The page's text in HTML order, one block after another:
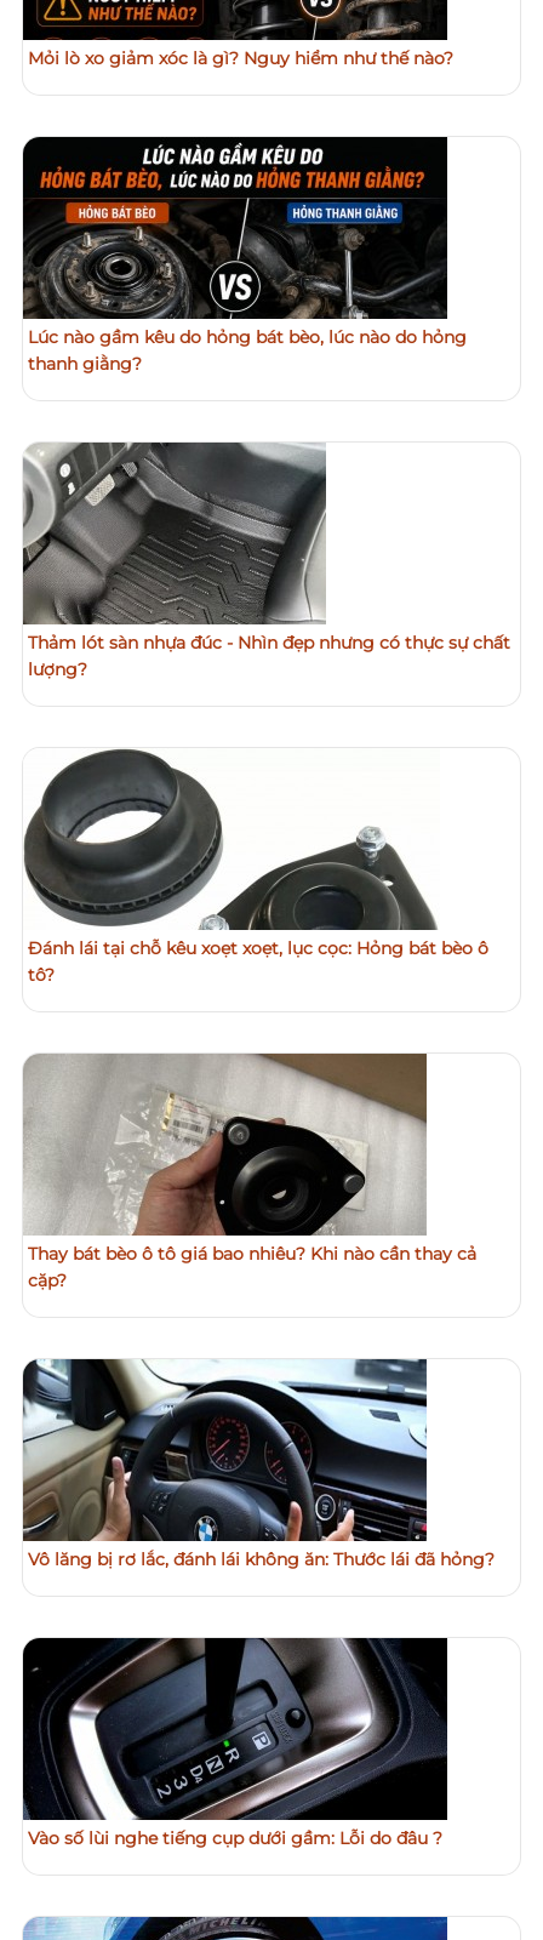
Mỏi lò xo giảm xóc là gì? Nguy hiểm như thế nào?
Lúc nào gầm kêu do hỏng bát bèo, lúc nào do hỏng
thanh giằng?
Thảm lót sàn nhựa đúc - Nhìn đẹp nhưng có thực sự chất
lượng?
Đánh lái tại chỗ kêu xoẹt xoẹt, lục cọc: Hỏng bát bèo ô
tô?
Thay bát bèo ô tô giá bao nhiêu? Khi nào cần thay cả
cặp?
Vô lăng bị rơ lắc, đánh lái không ăn: Thước lái đã hỏng?
Vào số lùi nghe tiếng cụp dưới gầm: Lỗi do đâu ?